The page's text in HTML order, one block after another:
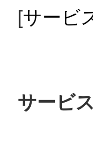
[サービ
サービ